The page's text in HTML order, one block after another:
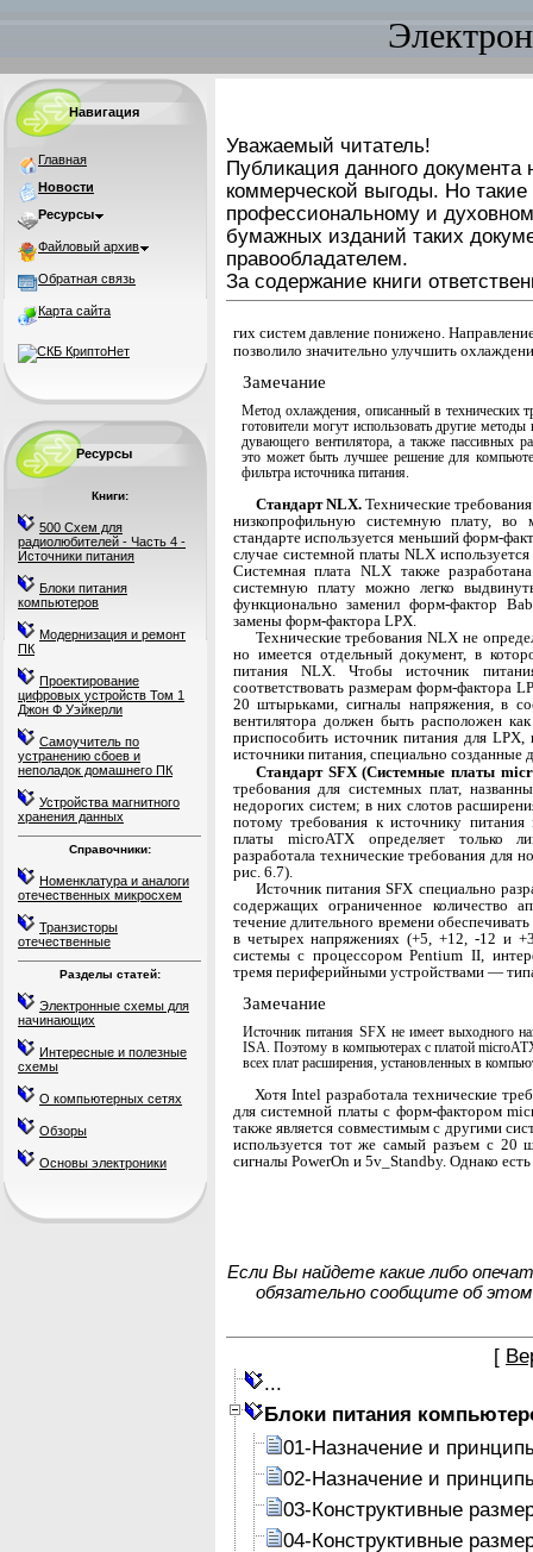
Навигация
Главная
Новости
Ресурсы
Файловый архив
Обратная связь
Карта сайта
Ресурсы
Книги:
500 Схем для
радиолюбителей - Часть 4 -
Источники питания
Блоки питания
компьютеров
Модернизация и ремонт
ПК
Проектирование
цифровых устройств Том 1
Джон Ф Уэйкерли
Самоучитель по
устранению сбоев и
неполадок домашнего ПК
Устройства магнитного
хранения данных
Справочники:
Номенклатура и аналоги
отечественных микросхем
Транзисторы
отечественные
Разделы статей:
Электронные схемы для
начинающих
Интересные и полезные
схемы
О компьютерных сетях
Обзоры
Основы электроники
Уважаемый читатель!
Публикация данного документа
коммерческой выгоды. Но
профессиональному и
бумажных изданий таких
правообладателем.
За содержание книги
гих систем давление понижено.
позво­лило значительно улучшить
Замечание
Метод охлаждения, описанный в технических
готовители могут использовать другие
дувающего вентилятора, а также пассивных
это может быть лучшее решение для
фильтра источника питания.
Стандарт NLX.Технические
низкопрофильную системную плату,
стандарте используется меньший форм-
случае сис­темной платы NLX
Системная плата NLX также
системную плату можно легко
функционально заменил форм-фактор
замены форм-фактора LPX.
Технические требования NLX не
но имеется отдельный документ, в
питания NLX. Чтобы источник
соответствовать разме­рам форм-фактора
20 штырьками, сигналы напряжения, в
вентилятора должен быть распо­ложен
приспособить источник питания для LPX,
источники питания, специально созданные
Стандарт SFX (Системные платы
тре­бования для системных плат,
недорогих систем; в них слотов
потому требо­вания к источнику
платы microATX оп­ределяет только
разработала технические требова­ния для
рис. 6.7).
Источник питания SFX специально
со­держащих ограниченное количество
течение дли­тельного времени
в четырех на­пряжениях (+5, +12, -12 и
системы с процессо­ром Pentium II,
тремя периферийными устройствами —
Замечание
Источник питания SFX не имеет выходного
ISA. Поэтому в компьютерах с платой
всех плат расширения, установленных в
Хотя Intel разработала технические
для системной платы с форм-фактором
также является совместимым с другими
использу­ется тот же самый разъем с
сигналы PowerOn и 5v_Standby. Однако
Если Вы найдете какие либо
обязательно сообщите об
[
Блоки питания
01-Назначение и
02-Назначение и
03-Конструктивные
04-Конструктивные